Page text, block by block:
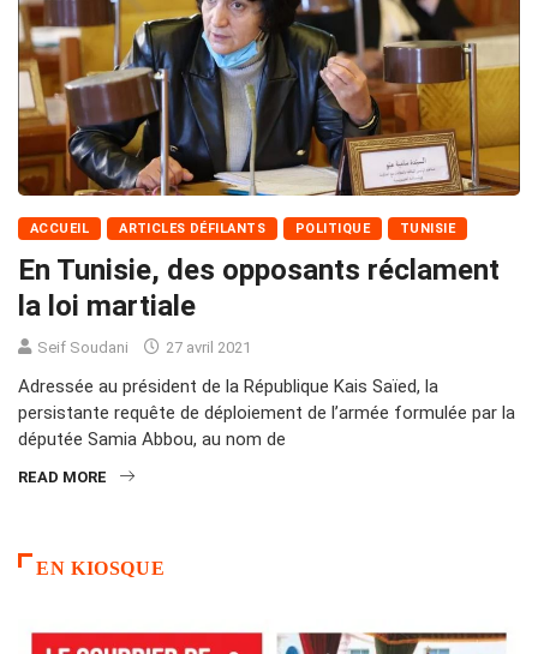
ACCUEIL ARTICLES DÉFILANTS POLITIQUE TUNISIE
En Tunisie, des opposants réclament
la loi martiale
Seif Soudani 27 avril 2021
Adressée au président de la République Kais Saïed, la
persistante requête de déploiement de l’armée formulée par la
députée Samia Abbou, au nom de
READ MORE
EN KIOSQUE